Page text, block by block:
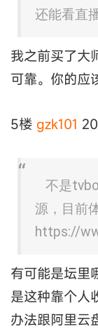
还能看直
我之前买了大
可靠。你的应
5楼 gzk101
不是
源，目前
https://
有可能是坛里
是这种靠个人
办法跟阿里云